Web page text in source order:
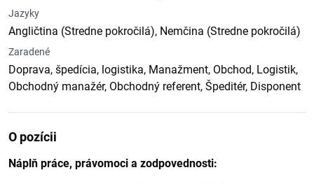
Jazyky
Angličtina (Stredne pokročilá), Nemčina (Stredne pokročilá)
Zaradené
Doprava, špedícia, logistika, Manažment, Obchod, Logistik,
Obchodný manažér, Obchodný referent, Špeditér, Disponent
O pozícii
Náplň práce, právomoci a zodpovednosti: